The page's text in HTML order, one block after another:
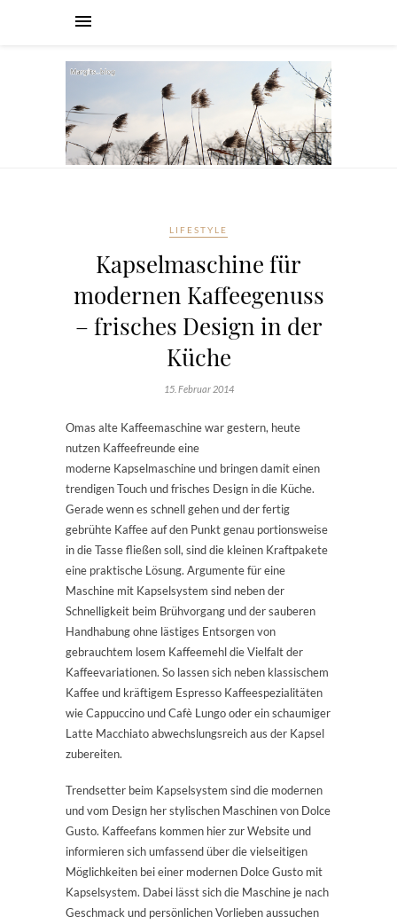
LIFESTYLE
Kapselmaschine für
modernen Kaffeegenuss
– frisches Design in der
Küche
15. Februar 2014
Omas alte Kaffeemaschine war gestern, heute
nutzen Kaffeefreunde eine
moderne Kapselmaschine und bringen damit einen
trendigen Touch und frisches Design in die Küche.
Gerade wenn es schnell gehen und der fertig
gebrühte Kaffee auf den Punkt genau portionsweise
in die Tasse fließen soll, sind die kleinen Kraftpakete
eine praktische Lösung. Argumente für eine
Maschine mit Kapselsystem sind neben der
Schnelligkeit beim Brühvorgang und der sauberen
Handhabung ohne lästiges Entsorgen von
gebrauchtem losem Kaffeemehl die Vielfalt der
Kaffeevariationen. So lassen sich neben klassischem
Kaffee und kräftigem Espresso Kaffeespezialitäten
wie Cappuccino und Cafè Lungo oder ein schaumiger
Latte Macchiato abwechslungsreich aus der Kapsel
zubereiten.
Trendsetter beim Kapselsystem sind die modernen
und vom Design her stylischen Maschinen von Dolce
Gusto. Kaffeefans kommen hier zur Website und
informieren sich umfassend über die vielseitigen
Möglichkeiten bei einer modernen Dolce Gusto mit
Kapselsystem. Dabei lässt sich die Maschine je nach
Geschmack und persönlichen Vorlieben aussuchen